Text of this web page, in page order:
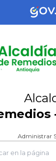
Administrar